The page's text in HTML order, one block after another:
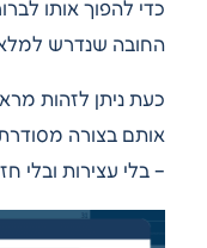
כדי להפוך אותו
החובה שנדרש
כעת ניתן לזהות
אותם בצורה
– בלי עצירות ובלי